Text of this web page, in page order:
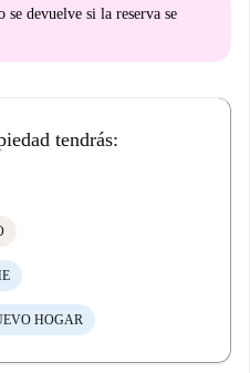
se devuelve si la reserva se
tendrás:
HOGAR